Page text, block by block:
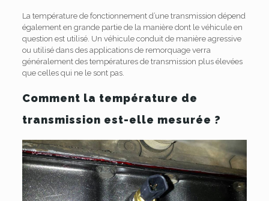
La température de fonctionnement d’une transmission dépend
également en grande partie de la manière dont le véhicule en
question est utilisé. Un véhicule conduit de manière agressive
ou utilisé dans des applications de remorquage verra
généralement des températures de transmission plus élevées
que celles qui ne le sont pas.
Comment la température de
transmission est-elle mesurée ?